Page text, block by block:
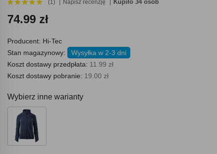
(1) Napisz recenzję Kupiło 34 osób
74.99 zł
Producent: Hi-Tec
Stan magazynowy:
Wysyłka w 2-3 dni
Koszt dostawy przedpłata: 11.99 zł
Koszt dostawy pobranie: 19.00 zł
Wybierz inne warianty